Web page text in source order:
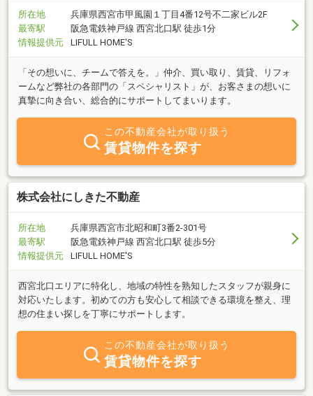
所在地
兵庫県西宮市甲風園１丁目4番12号不二家ビル2F
最寄駅
阪急電鉄神戸線 西宮北口駅 徒歩1分
情報提供元
LIFULL HOME'S
「その想いに、チームで答えを。」仲介、買い取り、賃貸、リフォ
ームなど弊社の各部門の「スペシャリスト」が、お客さまの想いに
真摯に向き合い、総合的にサポートしてまいります。
この不動産会社が取り扱う
賃貸物件を探す
株式会社にしきた不動産
所在地
兵庫県西宮市北昭和町3番2-301号
最寄駅
阪急電鉄神戸線 西宮北口駅 徒歩5分
情報提供元
LIFULL HOME'S
西宮北口エリアに特化し、地域の特性を熟知したスタッフが親身に
対応いたします。初めての方も安心して相談できる環境を整え、理
想の住まい探しを丁寧にサポートします。
この不動産会社が取り扱う
賃貸物件を探す